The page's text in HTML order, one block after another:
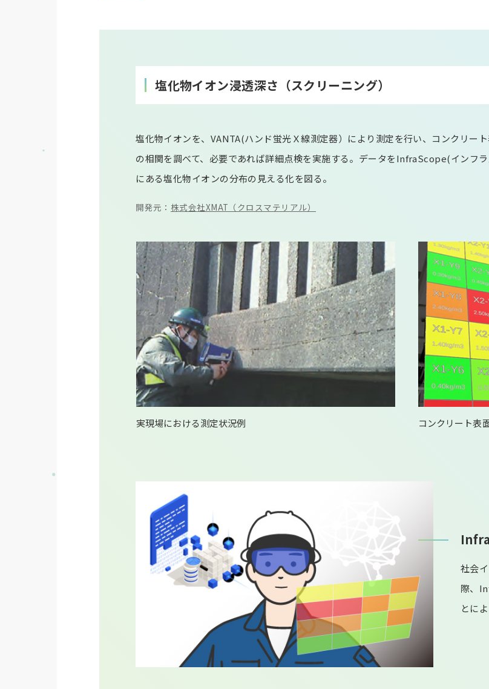
塩化物イオン浸透深さ（スクリーニング）
塩化物イオンを、VANTA(ハンド蛍光Ｘ線測定器）により測定を行い、コンクリー
の相関を調べて、必要であれば詳細点検を実施する。データをInfraScope(インフ
にある塩化物イオンの分布の見える化を図る。
開発元： 株式会社XMAT（クロスマテリアル）
実現場における測定状況例 コンクリート表
社会
際、
とに